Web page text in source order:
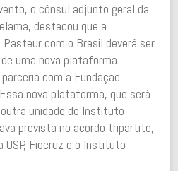
o cônsul adjunto geral da
, destacou que a
com o Brasil deverá ser
uma nova plataforma
com a Fundação
nova plataforma, que será
unidade do Instituto
prevista no acordo tripartite,
Fiocruz e o Instituto